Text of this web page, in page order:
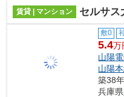
賃貸 | マンション セルサス
敷0
5.4万
山陽
山陽
築38
兵庫県